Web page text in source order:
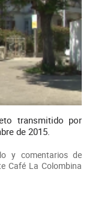
transmitido por
de 2015.
y comentarios de
Café La Colombina